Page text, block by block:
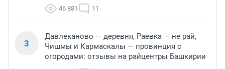
46 881 11
3
Давлеканово — деревня, Раевка — не рай,
Чишмы и Кармаскалы — провинция с
огородами: отзывы на райцентры Башкирии